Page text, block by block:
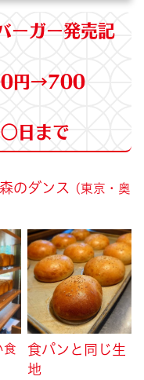
ーガー発売記
円→700
日まで
のダンス (東京・奥
食
食パンと同じ生
地